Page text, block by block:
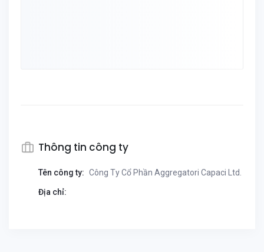
Thông tin công ty
Tên công ty: Công Ty Cổ Phần Aggregatori Capaci Ltd.
Địa chỉ: